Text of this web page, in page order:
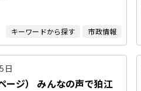
キーワードから探す 市政情報
日
ージ） みんなの声で狛江